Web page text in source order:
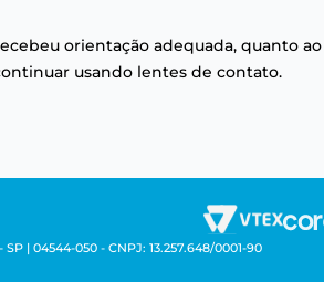
orientação adequada, quanto
usando lentes de contato.
| 04544-050 - CNPJ: 13.257.648/0001-90